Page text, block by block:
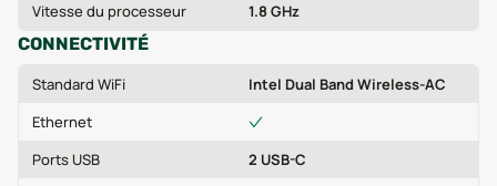
Vitesse du processeur
1.8 GHz
CONNECTIVITÉ
Standard WiFi
Intel Dual Band Wireless-AC
Ethernet
Ports USB
2 USB-C